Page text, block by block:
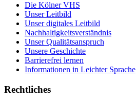
Die Kölner VHS
Unser Leitbild
Unser digitales Leitbild
Nachhaltigkeitsverständnis
Unser Qualitätsanspruch
Unsere Geschichte
Barrierefrei lernen
Informationen in Leichter Sprache
Rechtliches